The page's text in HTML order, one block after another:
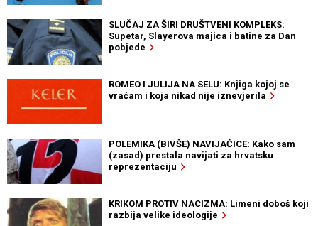
SLUČAJ ZA ŠIRI DRUŠTVENI KOMPLEKS:
Supetar, Slayerova majica i batine za Dan
pobjede
ROMEO I JULIJA NA SELU: Knjiga kojoj se
vraćam i koja nikad nije iznevjerila
POLEMIKA (BIVŠE) NAVIJAČICE: Kako sam
(zasad) prestala navijati za hrvatsku
reprezentaciju
KRIKOM PROTIV NACIZMA: Limeni doboš koji
razbija velike ideologije